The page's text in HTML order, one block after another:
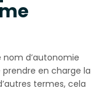
nom d’autonomie
en charge la
termes, cela